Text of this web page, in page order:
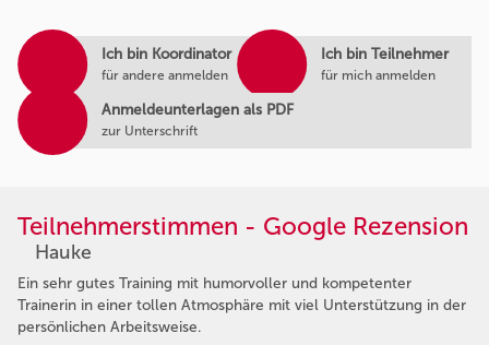
Ich bin Koordinator
für andere anmelden
Ich bin Teilnehmer
für mich anmelden
Anmeldeunterlagen als PDF
zur Unterschrift
Teilnehmerstimmen - Google Rezension
Hauke
Ein sehr gutes Training mit humorvoller und kompetenter
Trainerin in einer tollen Atmosphäre mit viel Unterstützung in der
persönlichen Arbeitsweise.